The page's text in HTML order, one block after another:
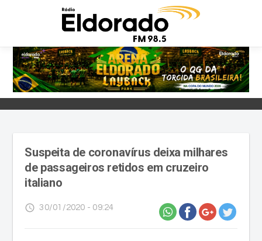
Suspeita de coronavírus deixa milhares
de passageiros retidos em cruzeiro
italiano
access_time 30/01/2020 - 09:24